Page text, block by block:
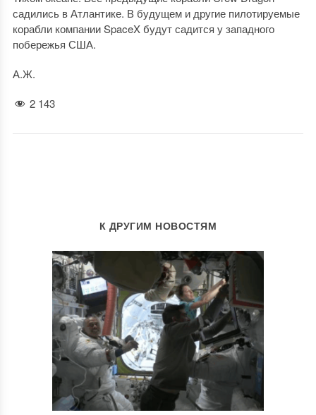
садились в Атлантике. В будущем и другие пилотируемые
корабли компании SpaceX будут садится у западного
побережья США.
А.Ж.
2 143
К ДРУГИМ НОВОСТЯМ